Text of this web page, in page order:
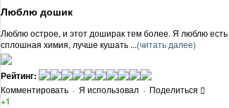
Люблю дошик
Люблю острое, и этот доширак тем более. Я люблю
сплошная химия, лучше кушать ...(читать далее)
Рейтинг:
Комментировать · Я использовал · Поделиться
+1